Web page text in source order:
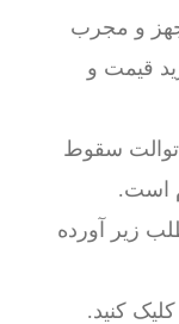
و مجرب
قیمت و
توالت سقوط
است.
زیر آورده
کنید.